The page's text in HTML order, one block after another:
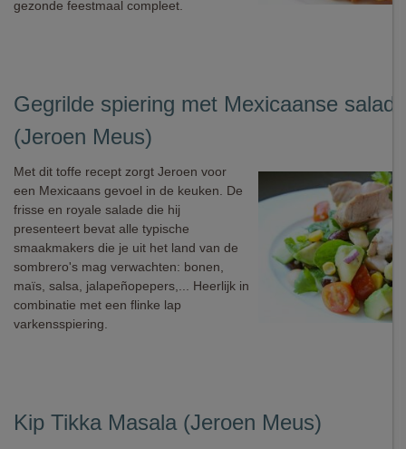
gezonde feestmaal compleet.
Gegrilde spiering met Mexicaanse salade
(Jeroen Meus)
Met dit toffe recept zorgt Jeroen voor
een Mexicaans gevoel in de keuken. De
frisse en royale salade die hij
presenteert bevat alle typische
smaakmakers die je uit het land van de
sombrero's mag verwachten: bonen,
maïs, salsa, jalapeñopepers,... Heerlijk in
combinatie met een flinke lap
varkensspiering.
Kip Tikka Masala (Jeroen Meus)